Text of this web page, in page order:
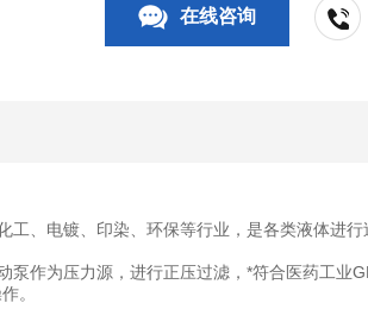
在线咨询
、电镀、印染、环保等行业，是各类液体进行
作为压力源，进行正压过滤，*符合医药工业
。